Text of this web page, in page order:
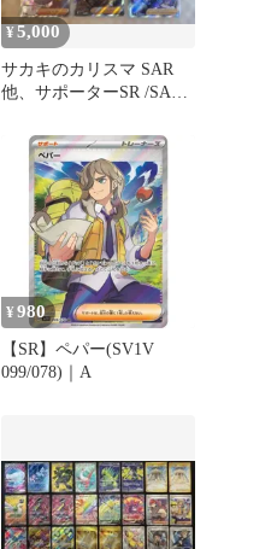
¥5,000
サカキのカリスマ SAR
他、サポーターSR /SAR
¥ 980
【SR】ペパー(SV1V
099/078)｜A